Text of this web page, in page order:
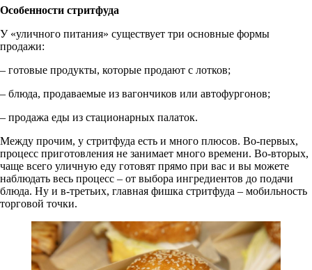
Особенности стритфуда
У «уличного питания» существует три основные формы
продажи:
– готовые продукты, которые продают с лотков;
– блюда, продаваемые из вагончиков или автофургонов;
– продажа еды из стационарных палаток.
Между прочим, у стритфуда есть и много плюсов. Во-первых,
процесс приготовления не занимает много времени. Во-вторых,
чаще всего уличную еду готовят прямо при вас и вы можете
наблюдать весь процесс – от выбора ингредиентов до подачи
блюда. Ну и в-третьих, главная фишка стритфуда – мобильность
торговой точки.